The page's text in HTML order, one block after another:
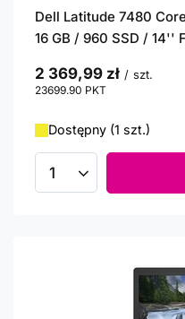
Dell Latitude 7480
16 GB / 960 SSD / 14''
2 369,99 zł / szt.
23699.90 PKT
Dostępny (1 szt.)
Ilość produktów